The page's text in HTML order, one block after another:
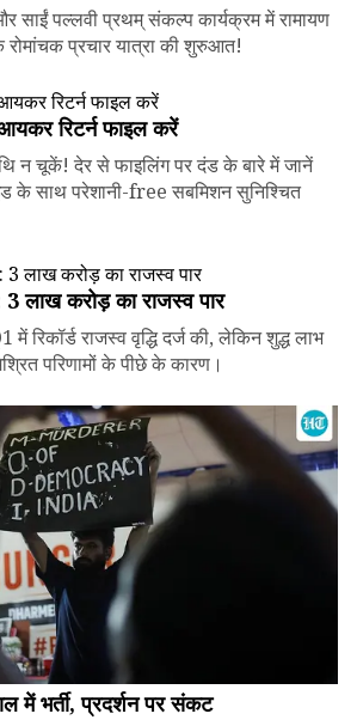
साईं पल्लवी प्रथम् संकल्प कार्यक्रम में रामायण
प्रचार यात्रा की शुरुआत!
रिटर्न फाइल करें
न चूकें! देर से फाइलिंग पर दंड के बारे में जानें
के साथ परेशानी-free सबमिशन सुनिश्चित
लाख करोड़ का राजस्व पार
रिकॉर्ड राजस्व वृद्धि दर्ज की, लेकिन शुद्ध लाभ
परिणामों के पीछे के कारण।
में भर्ती, प्रदर्शन पर संकट